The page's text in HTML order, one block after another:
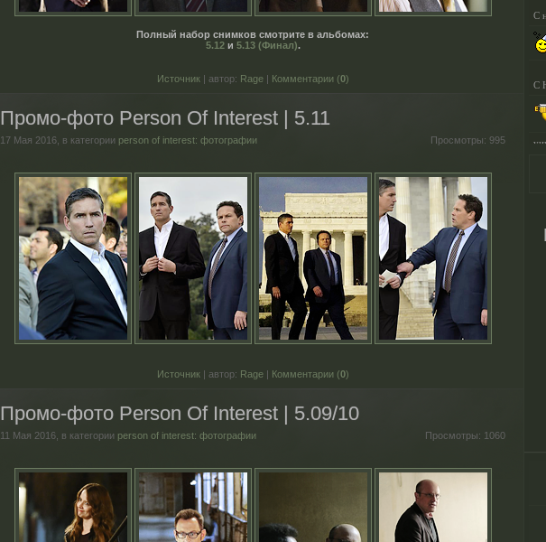
Полный набор снимков смотрите в альбомах:
5.12и 5.13 (Финал).
Источник| автор: Rage| Комментарии (0)
Промо-фото Person Of Interest | 5.11
17 Мая 2016, в категории person of interest: фотографии Просмотры: 995
Источник| автор: Rage| Комментарии (0)
Промо-фото Person Of Interest | 5.09/10
11 Мая 2016, в категории person of interest: фотографии Просмотры: 1060